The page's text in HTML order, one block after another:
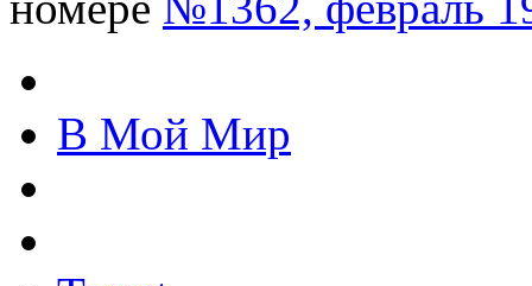
В Мой Мир